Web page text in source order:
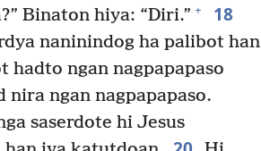
Binaton hiya: “Diri.” + 18
naninindog ha palibot han
hadto ngan nagpapapaso
ngan nagpapapaso.
saserdote hi Jesus